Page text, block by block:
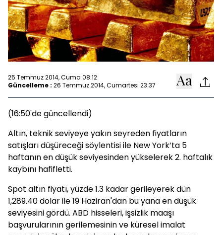
25 Temmuz 2014, Cuma 08:12
Güncelleme : 26 Temmuz 2014, Cumartesi 23:37
(16:50'de güncellendi)
Altın, teknik seviyeye yakın seyreden fiyatların
satışları düşüreceği söylentisi ile New York’ta 5
haftanın en düşük seviyesinden yükselerek 2. haftalık
kaybını hafifletti.
Spot altın fiyatı, yüzde 1.3 kadar gerileyerek dün
1,289.40 dolar ile 19 Haziran'dan bu yana en düşük
seviyesini gördü. ABD hisseleri, işsizlik maaşı
başvurularının gerilemesinin ve küresel imalat